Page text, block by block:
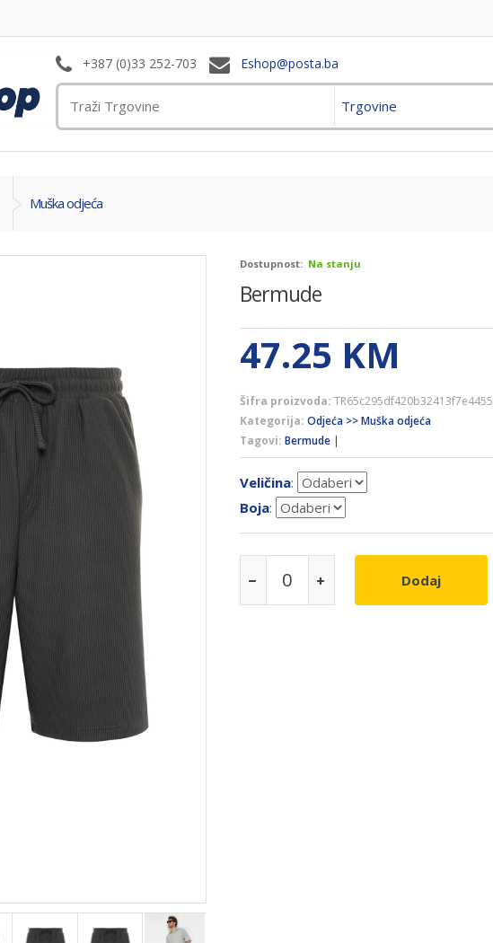
+387 (0)33 252-703 Eshop@posta.ba
Trgovine
Muška odjeća
Dostupnost: Na stanju
Bermude
47.25 KM
Šifra proizvoda: TR65c295df420b32413f7e4455
Kategorija: Odjeća >> Muška odjeća
Tagovi: Bermude|
Veličina:
Boja:
Dodaj